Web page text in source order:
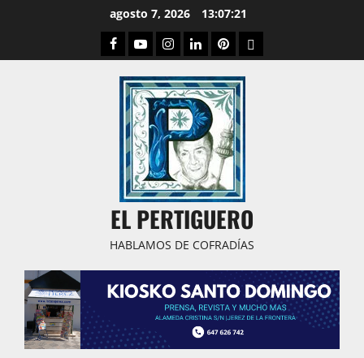
agosto 7, 2026 13:07:22
Facebook
YoutubeInstagram
LinkedPinterestDribbble
EL PERTIGUERO
HABLAMOS DE COFRADÍAS